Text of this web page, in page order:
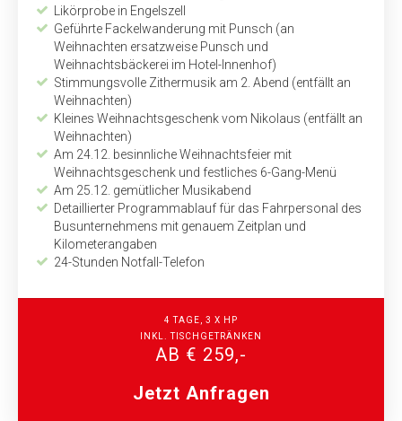
Likörprobe in Engelszell
Geführte Fackelwanderung mit Punsch (an
Weihnachten ersatzweise Punsch und
Weihnachtsbäckerei im Hotel-Innenhof)
Stimmungsvolle Zithermusik am 2. Abend (entfällt an
Weihnachten)
Kleines Weihnachtsgeschenk vom Nikolaus (entfällt an
Weihnachten)
Am 24.12. besinnliche Weihnachtsfeier mit
Weihnachtsgeschenk und festliches 6-Gang-Menü
Am 25.12. gemütlicher Musikabend
Detaillierter Programmablauf für das Fahrpersonal des
Bus­unternehmens mit genauem Zeitplan und
Kilometerangaben
24-Stunden Notfall-Telefon
4 TAGE, 3 X HP
INKL. TISCHGETRÄNKEN
AB € 259,-
Jetzt Anfragen